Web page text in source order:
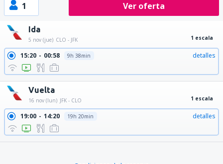
1 Ver oferta
Ida
5 nov (jue) CLO - JFK 1 escala
15:20 00:58 9h 38min detalles
Vuelta
16 nov (lun) JFK - CLO 1 escala
19:00 14:20 19h 20min detalles